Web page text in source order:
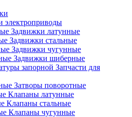
электроприводы
Задвижки латунные
Задвижки стальные
Задвижки чугунные
Задвижки шиберные
Запчасти для
Затворы поворотные
Клапаны латунные
Клапаны стальные
Клапаны чугунные